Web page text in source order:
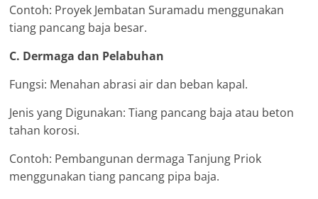
Contoh: Proyek Jembatan Suramadu menggunakan
tiang pancang baja besar.
C. Dermaga dan Pelabuhan
Fungsi: Menahan abrasi air dan beban kapal.
Jenis yang Digunakan: Tiang pancang baja atau beton
tahan korosi.
Contoh: Pembangunan dermaga Tanjung Priok
menggunakan tiang pancang pipa baja.